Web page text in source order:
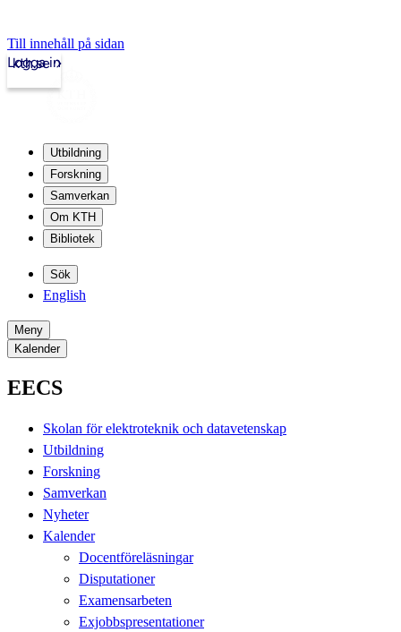
Till innehåll på sidan
kth.se
Logga in
Utbildning
Forskning
Samverkan
Om KTH
Bibliotek
Sök
English
Meny
Kalender
EECS
Skolan för elektroteknik och datavetenskap
Utbildning
Forskning
Samverkan
Nyheter
Kalender
Docentföreläsningar
Disputationer
Examensarbeten
Exjobbspresentationer